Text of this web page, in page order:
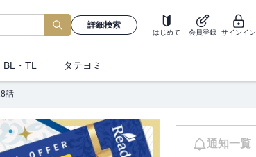
詳細検索
はじめて 会員登録 サインイン
BL・TL タテヨミ
話
通知一覧